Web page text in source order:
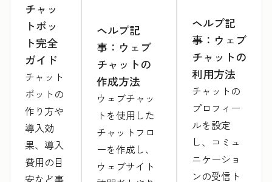
チャッ
トボッ
ト完全
ガイド
チャット
ボットの
作り方や
導入効
果、導入
費用の目
ヘルプ記
事：ウェブ
チャットの
作成方法
ウェブチャッ
トを使用した
チャットフロ
ーを作成し、
ウェブサイト
ヘルプ記
事：ウェブ
チャットの
利用方法
チャットの
プロフィー
ルを設定
し、コミュ
ニケーショ
ンの受信ト